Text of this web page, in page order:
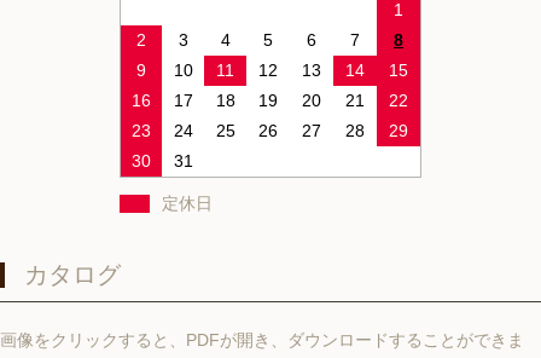
1
2
3 4 5 6 7
8
9
10 11 12 13 14
15
16
17 18 19 20 21
22
23
24 25 26 27 28
29
30
31
定休日
カタログ
画像をクリックすると、PDFが開き、ダウンロードすることができま